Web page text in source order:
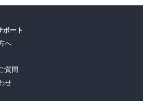
ポート
へ
質問
せ